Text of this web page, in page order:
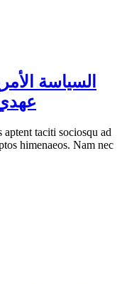
السياسة
عهدي
taciti sociosqu ad
himenaeos. Nam nec